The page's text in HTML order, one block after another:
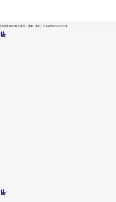
挖掘机网价格”设备尽在铁甲二手机，您可以挑选您心仪设备